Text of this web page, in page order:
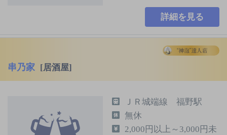
詳細を見る
串乃家 [居酒屋]
ＪＲ城端線 福野駅
無休
2,000円以上～3,000円未